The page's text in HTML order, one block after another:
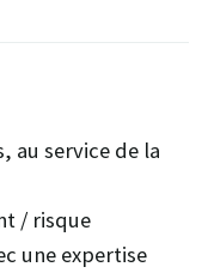
au service de la
/ risque
une expertise